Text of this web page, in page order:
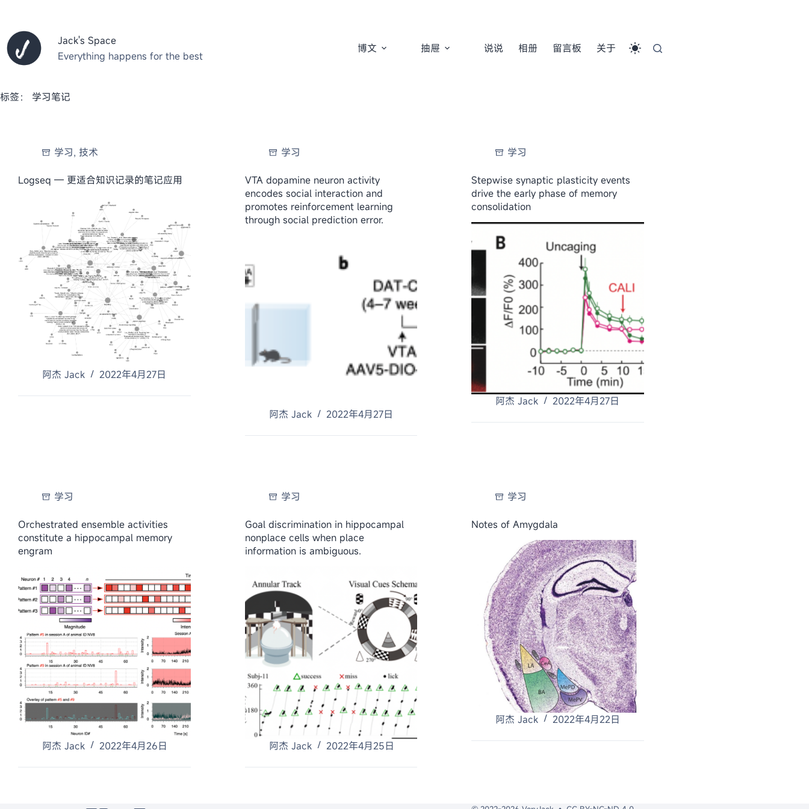
容
Jack's Space
Everything happens for the best
博文 抽屉 说说 相册 留言板 关于
标签： 学习笔记
学习, 技术
Logseq — 更适合知识记录的笔记应用
阿杰 Jack 2022年4月27日
学习
VTA dopamine neuron activity
encodes social interaction and
promotes reinforcement learning
through social prediction error.
阿杰 Jack 2022年4月27日
学习
Stepwise synaptic plasticity events
drive the early phase of memory
consolidation
阿杰 Jack 2022年4月27日
学习
Orchestrated ensemble activities
constitute a hippocampal memory
engram
阿杰 Jack 2022年4月26日
学习
Goal discrimination in hippocampal
nonplace cells when place
information is ambiguous.
阿杰 Jack 2022年4月25日
学习
Notes of Amygdala
阿杰 Jack 2022年4月22日